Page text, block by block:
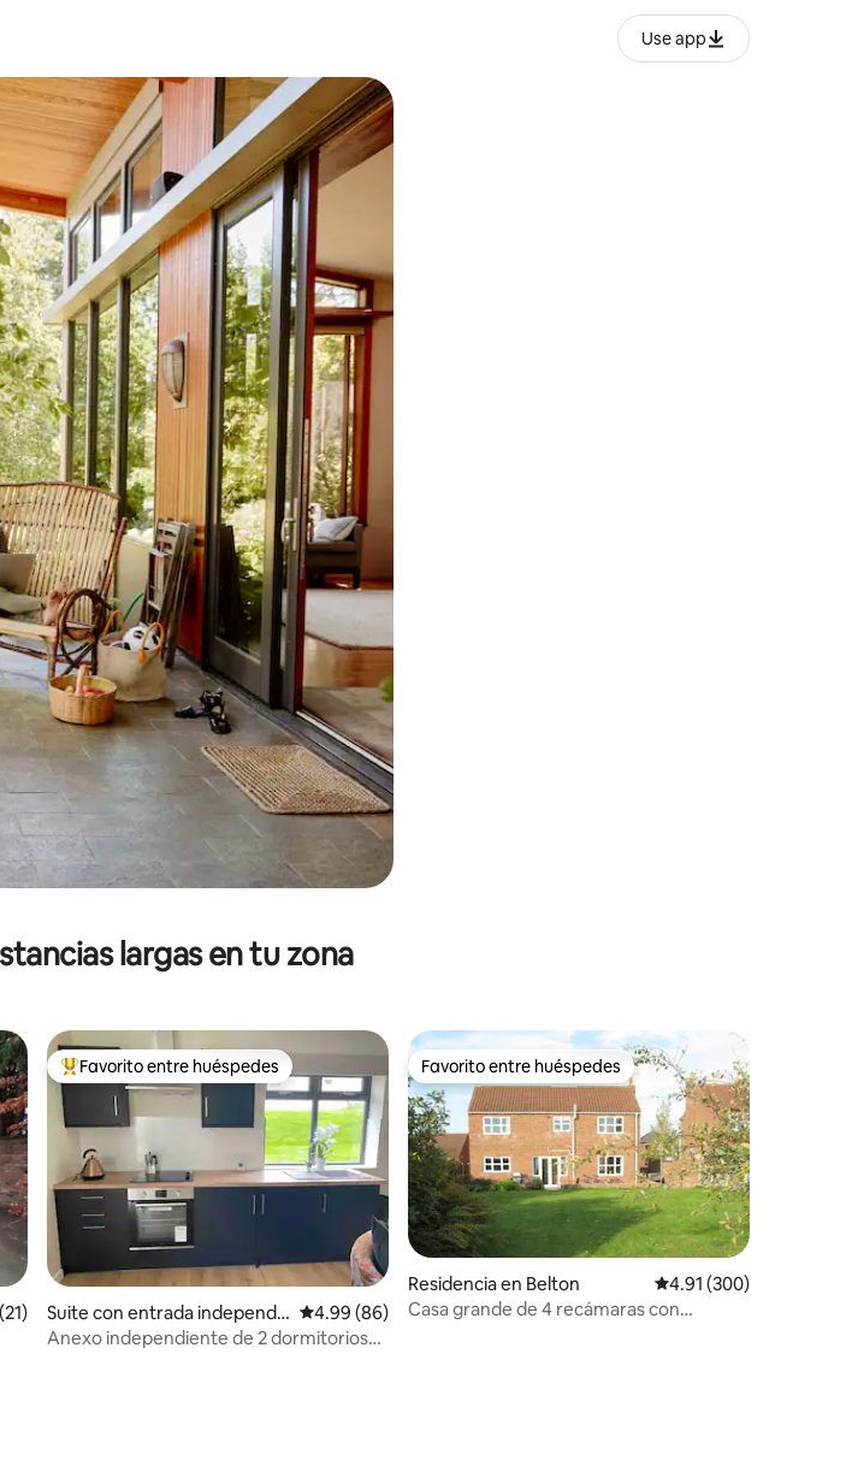
Use app
hacia arriba y hacia abajo, o bien tocando y deslizando la pantalla.
largas en tu zona
promedio: 5 de 5; 21 evaluaciones
De los mejores en Favorito entre huéspedes
Favorito entre huéspedes
Suite con entrada independi
ente en Keadby
Calificación promedio: 4.99 de 5; 86 evaluaciones
4.99 (86)
Anexo independiente de 2 dormitorios
Favorito entre huéspedes
Favorito entre huéspedes
Residencia en Belton Calificación promedio:
4.91 (300)
Casa grande de 4 recámaras con